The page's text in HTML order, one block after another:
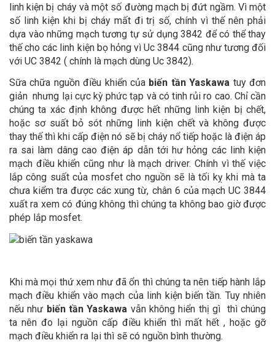
linh kiện bị cháy và một số đường mạch bị đứt ngầm. Vì một
số linh kiện khi bị cháy mất đi trị số, chính vì thế nên phải
dựa vào những mạch tương tự sử dụng 3842 để có thể thay
thế cho các linh kiện bọ hỏng vì Uc 3844 cũng như tương đối
với UC 3842 ( chính là mạch dùng Uc 3842).
Sữa chữa nguồn điều khiển của biến tần Yaskawa tuy đơn
giản nhưng lại cực kỳ phức tạp và có tinh rủi ro cao. Chỉ cần
chúng ta xác định không được hết những linh kiện bị chết,
hoặc sơ suất bỏ sót những linh kiện chết và không được
thay thế thì khi cấp điện nó sẽ bị cháy nổ tiếp hoặc là điện áp
ra sai làm dâng cao điện áp dẫn tới hư hỏng các linh kiện
mạch điều khiển cũng như là mạch driver. Chính vì thế việc
lắp công suất của mosfet cho nguồn sẽ là tối kỵ khi mà ta
chưa kiểm tra được các xung từ, chân 6 của mạch UC 3844
xuất ra xem có đúng không thì chúng ta không bao giờ được
phép lắp mosfet.
Khi mà mọi thứ xem như đã ổn thì chúng ta nên tiếp hành lắp
mạch điều khiển vào mạch của linh kiện biến tần. Tuy nhiên
nếu như biến tần Yaskawa vẫn không hiển thị gì thì chúng
ta nên đo lại nguồn cấp điều khiển thì mất hết , hoặc gỡ
mạch điều khiển ra lại thì sẽ có nguồn bình thường.